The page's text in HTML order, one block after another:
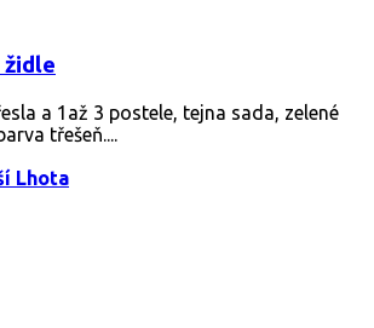
židle
a 1až 3 postele, tejna sada, zelené
třešeň....
Lhota